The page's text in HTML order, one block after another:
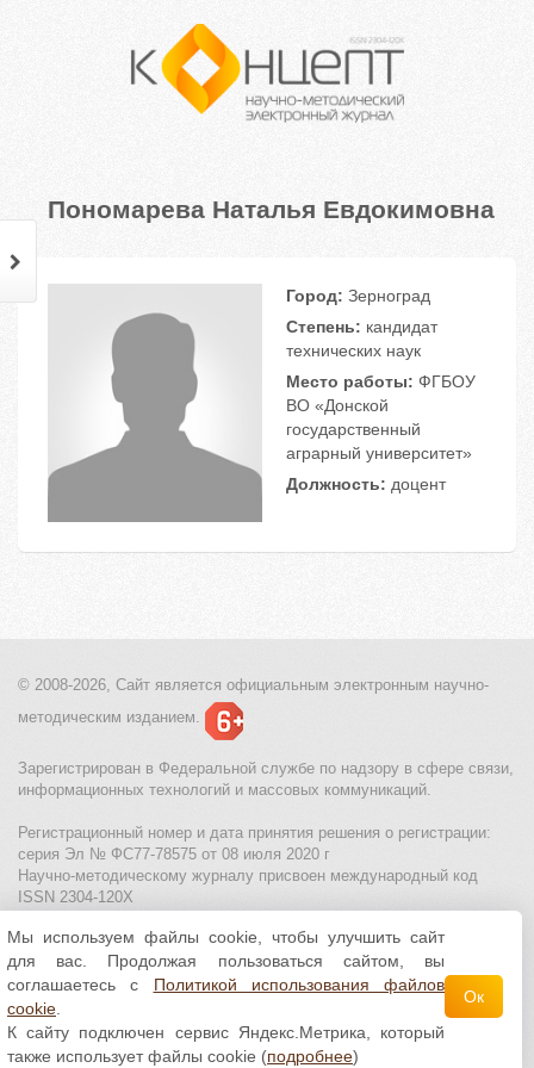
Пономарева Наталья Евдокимовна
Город: Зерноград
Степень: кандидат
технических наук
Место работы: ФГБОУ
ВО «Донской
государственный
аграрный университет»
Должность: доцент
© 2008-2026, Сайт является официальным электронным научно-
методическим изданием.
Зарегистрирован в Федеральной службе по надзору в сфере связи,
информационных технологий и массовых коммуникаций.
Регистрационный номер и дата принятия решения о регистрации:
серия Эл № ФС77-78575 от 08 июля 2020 г
Научно-методическому журналу присвоен международный код
ISSN 2304-120X
МЦИТО|Школьные олимпиады и онлайн конкурсы для детей
Политика использования файлов cookie| Политика обработки и
защиты персональных данных
Все материалы доступны полицензии Creative
Commons С указанием авторства 4.0 Всемирная
Мы используем файлы cookie, чтобы улучшить сайт
для вас. Продолжая пользоваться сайтом, вы
соглашаетесь с Политикой использования файлов
cookie
К сайту подключен сервис Яндекс.Метрика, который
также использует файлы cookie (подробнее)
Ок